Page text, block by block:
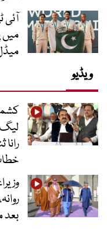
آئی
میں
ویڈیو
لیگ